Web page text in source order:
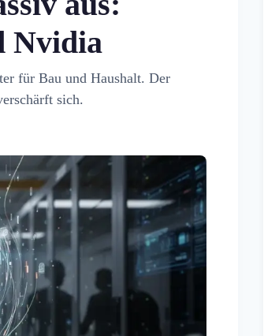
Nvidia
für Bau und Haushalt. Der
sich.